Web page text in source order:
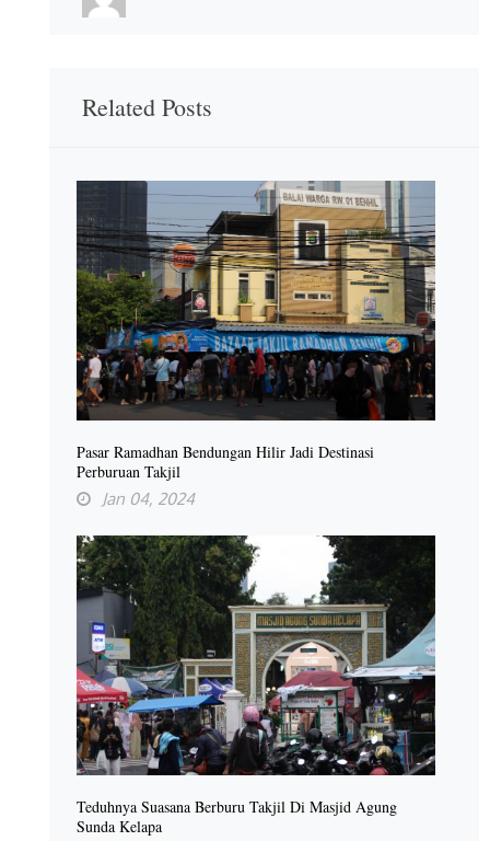
Related Posts
Pasar Ramadhan Bendungan Hilir Jadi Destinasi
Perburuan Takjil
Jan 04, 2024
Teduhnya Suasana Berburu Takjil Di Masjid Agung
Sunda Kelapa